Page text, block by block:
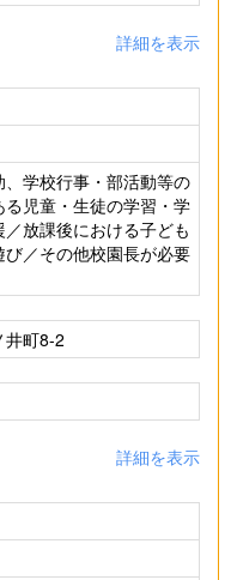
詳細を表示
学校行事・部活動等の
児童・生徒の学習・学
放課後における子ども
／その他校園長が必要
井町8-2
詳細を表示